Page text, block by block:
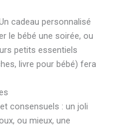
cadeau personnalisé
le bébé une soirée, ou
petits essentiels
livre pour bébé) fera
consensuels : un joli
ou mieux, une